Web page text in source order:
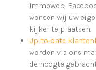
Immoweb,
wensen wij uw
kijker te plaatsen.
Up-to-date
worden via ons
de hoogte